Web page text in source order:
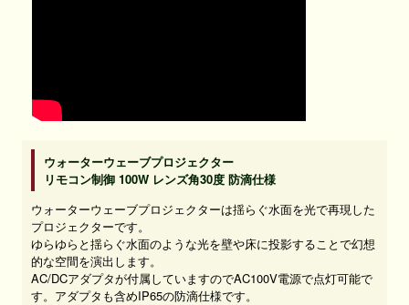
ウォーターウェーブプロジェクター
リモコン制御 100W レンズ角30度 防滴仕様
ウォーターウェーブプロジェクターは揺らぐ水面を光で再現した
プロジェクターです。
ゆらゆらと揺らぐ水面のような光を壁や床に投影することで幻想
的な空間を演出します。
AC/DCアダプタが付属していますのでAC100V電源で点灯可能で
す。アダプタも含めIP65の防滴仕様です。